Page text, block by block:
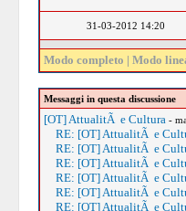
31-03-2012 14:20
Modo completo | Modo
Messaggi in questa discussione
[OT] AttualitÃ e Cultura -
RE: [OT] AttualitÃ e
RE: [OT] AttualitÃ e
RE: [OT] AttualitÃ e
RE: [OT] AttualitÃ e
RE: [OT] AttualitÃ e
RE: [OT] AttualitÃ e